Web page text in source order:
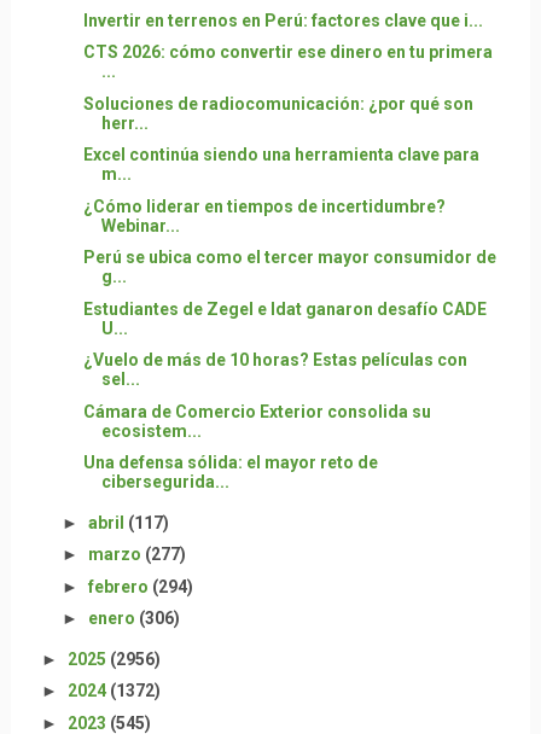
Invertir en terrenos en Perú: factores clave que i...
CTS 2026: cómo convertir ese dinero en tu primera
...
Soluciones de radiocomunicación: ¿por qué son
herr...
Excel continúa siendo una herramienta clave para
m...
¿Cómo liderar en tiempos de incertidumbre?
Webinar...
Perú se ubica como el tercer mayor consumidor de
g...
Estudiantes de Zegel e Idat ganaron desafío CADE
U...
¿Vuelo de más de 10 horas? Estas películas con
sel...
Cámara de Comercio Exterior consolida su
ecosistem...
Una defensa sólida: el mayor reto de
cibersegurida...
► abril (117)
► marzo (277)
► febrero (294)
► enero (306)
► 2025 (2956)
► 2024 (1372)
► 2023 (545)